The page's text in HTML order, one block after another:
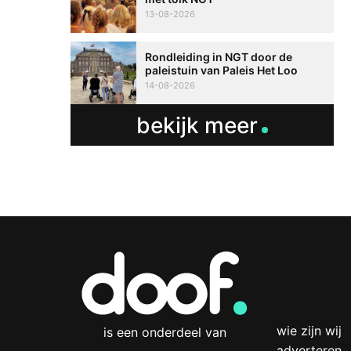
13-08-2026
Rondleiding in NGT door de
paleistuin van Paleis Het Loo
14-08-2026
bekijk meer
is een onderdeel van
wie zijn wij